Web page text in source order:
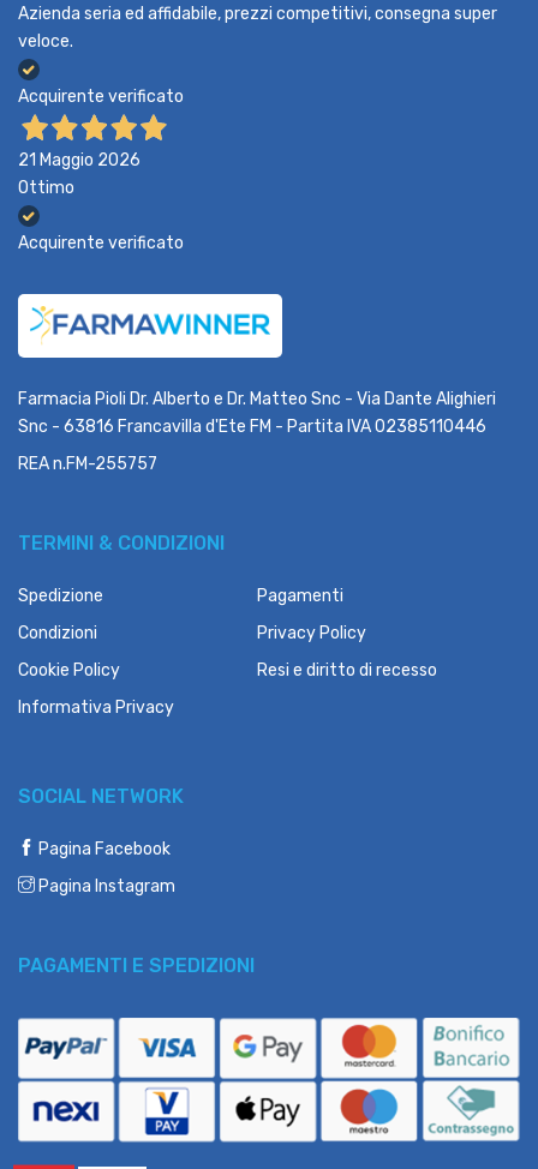
Azienda seria ed affidabile, prezzi competitivi, consegna super
veloce.
Acquirente verificato
21 Maggio 2026
Ottimo
Acquirente verificato
Farmacia Pioli Dr. Alberto e Dr. Matteo Snc - Via Dante Alighieri
Snc - 63816 Francavilla d'Ete FM - Partita IVA 02385110446
REA n.FM-255757
TERMINI & CONDIZIONI
Spedizione
Pagamenti
Condizioni
Privacy Policy
Cookie Policy
Resi e diritto di recesso
Informativa Privacy
SOCIAL NETWORK
Pagina Facebook
Pagina Instagram
PAGAMENTI E SPEDIZIONI